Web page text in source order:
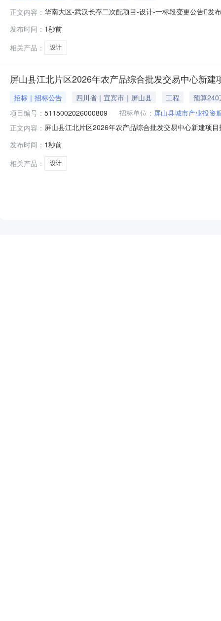
正文内容： 华南大区-武汉长存二次配项目-设计-一标段变更公告
发布时间： 1秒前
相关产品：
设计
屏山县江北片区2026年农产品综合批发交易中心新建
招标｜招标公告 四川省｜宜宾市｜屏山县 工程
预算240
项目编号： 5115002026000809 招标单位： 屏山县城市产业投资
正文内容： 屏山县江北片区2026年农产品综合批发交易中心新建项
批准文件文号川投资备【2607-511529-04-01-495982
发布时间： 1秒前
相关产品：
设计